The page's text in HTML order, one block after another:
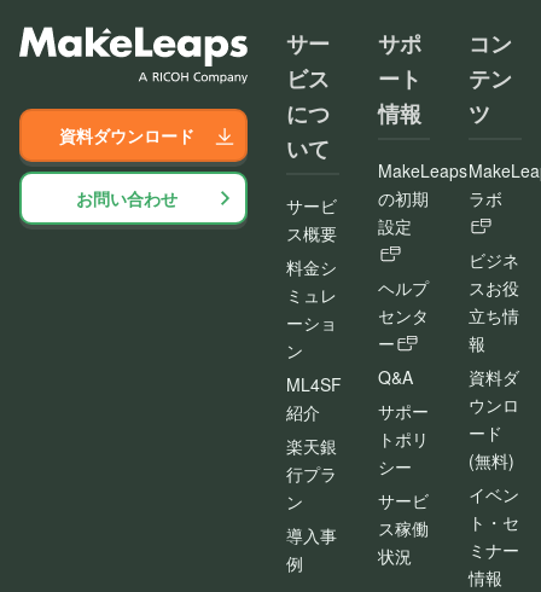
資料ダウンロード
お問い合わせ
サー
ビス
につ
いて
サービ
ス概要
料金シ
ミュレ
ーショ
ン
ML4SF
紹介
楽天銀
行プラ
ン
導入事
例
サポ
ート
情報
MakeLeaps
の初期
設定
ヘルプ
センタ
ー
Q&A
サポー
トポリ
シー
サービ
ス稼働
状況
コン
テン
ツ
ラボ
ビジネ
スお役
立ち情
報
資料ダ
ウンロ
ード
(無料)
イベン
ト・セ
ミナー
情報